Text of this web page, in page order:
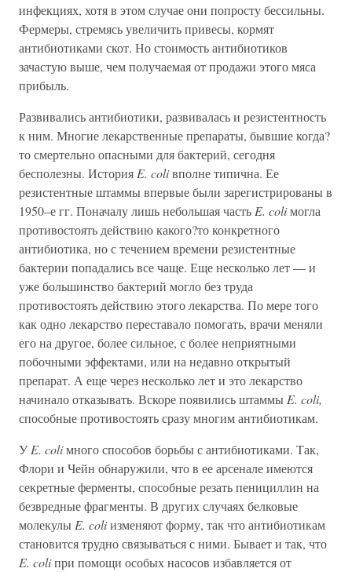
инфекциях, хотя в этом случае они попросту бессильны.
Фермеры, стремясь увеличить привесы, кормят
антибиотиками скот. Но стоимость антибиотиков
зачастую выше, чем получаемая от продажи этого мяса
прибыль.
Развивались антибиотики, развивалась и резистентность
к ним. Многие лекарственные препараты, бывшие когда?
то смертельно опасными для бактерий, сегодня
бесполезны. История E. coliвполне типична. Ее
резистентные штаммы впервые были зарегистрированы в
1950–е гг. Поначалу лишь небольшая часть E. coliмогла
противостоять действию какого?то конкретного
антибиотика, но с течением времени резистентные
бактерии попадались все чаще. Еще несколько лет — и
уже большинство бактерий могло без труда
противостоять действию этого лекарства. По мере того
как одно лекарство переставало помогать, врачи меняли
его на другое, более сильное, с более неприятными
побочными эффектами, или на недавно открытый
препарат. А еще через несколько лет и это лекарство
начинало отказывать. Вскоре появились штаммы E. coli,
способные противостоять сразу многим антибиотикам.
УE. coliмного способов борьбы с антибиотиками. Так,
Флори и Чейн обнаружили, что в ее арсенале имеются
секретные ферменты, способные резать пенициллин на
безвредные фрагменты. В других случаях белковые
молекулы E. coliизменяют форму, так что антибиотикам
становится трудно связываться с ними. Бывает и так, что
E. coliпри помощи особых насосов избавляется от